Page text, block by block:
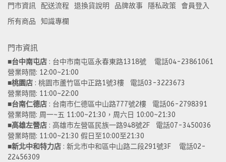
門市資訊 配送流程 退換貨說明 品牌故事 隱私政策
會員登入
所有商品
知識專欄
門市資訊
■台中南屯店 : 台中市南屯區永春東路1318號    電話04-23861061
營業時間: 12:00~21:00
■桃園店 : 桃園市蘆竹區中正路1號3樓   電話03-3223673
營業時間: 11:00~22:00
■台南仁德店 : 台南市仁德區中山路777號2樓   電話06-2798391
營業時間: 周一~五 11:00~21:30，周六日 10:00~21:30
■高雄左營店 : 高雄市左營區民族一路948號2F   電話07-3450036
營業時間: 11:00~21:30 假日至10:00至21:30
■新北中和特力店 : 新北市中和區中山路二段291號3F    電話02-
22456309